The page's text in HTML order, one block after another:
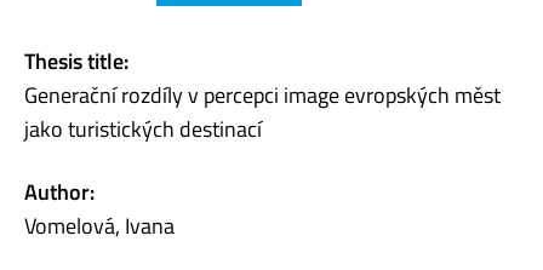
Thesis title:
Generační rozdíly v percepci image evropských měst
jako turistických destinací
Author:
Vomelová, Ivana